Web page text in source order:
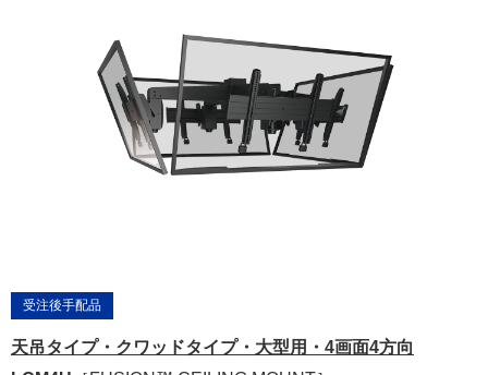
受注後手配品
天吊タイプ・クワッドタイプ・大型用・4画面4方向